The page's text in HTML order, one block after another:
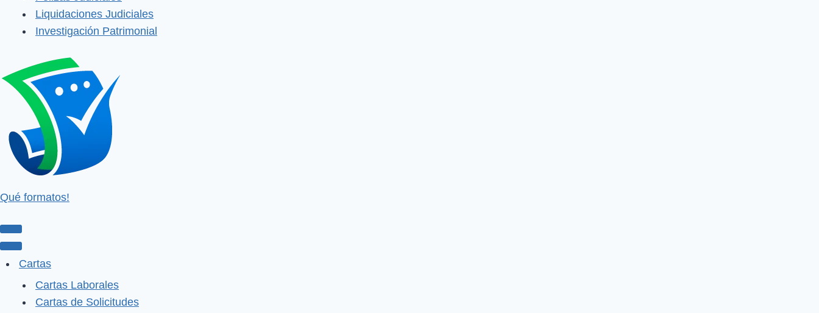
Liquidaciones Judiciales
Investigación Patrimonial
Qué formatos!
Menú
de
navegación
Menú
de
navegación
Cartas
Cartas Laborales
Cartas de Solicitudes